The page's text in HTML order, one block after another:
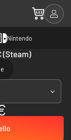
Nintendo
(Steam)